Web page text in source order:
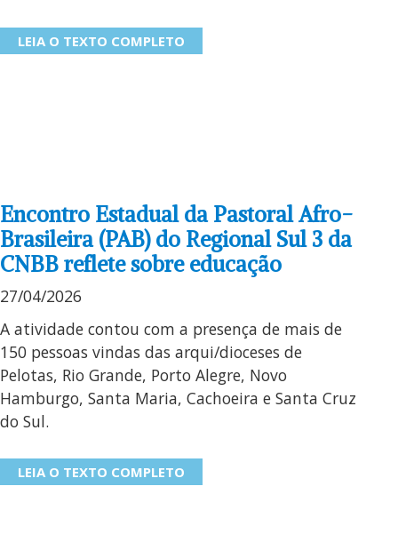
LEIA O TEXTO COMPLETO
Encontro Estadual da Pastoral Afro-
Brasileira (PAB) do Regional Sul 3 da
CNBB reflete sobre educação
27/04/2026
A atividade contou com a presença de mais de
150 pessoas vindas das arqui/dioceses de
Pelotas, Rio Grande, Porto Alegre, Novo
Hamburgo, Santa Maria, Cachoeira e Santa Cruz
do Sul.
LEIA O TEXTO COMPLETO